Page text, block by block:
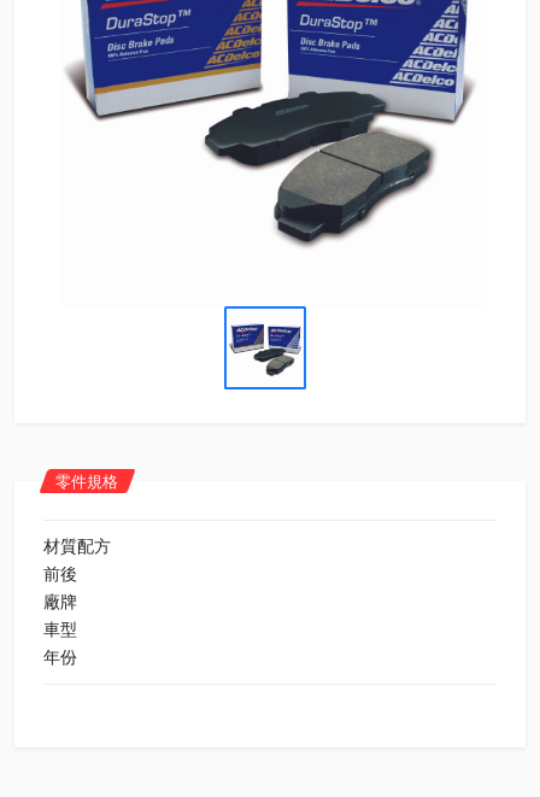
零件規格
材質配方
前後
廠牌
車型
年份